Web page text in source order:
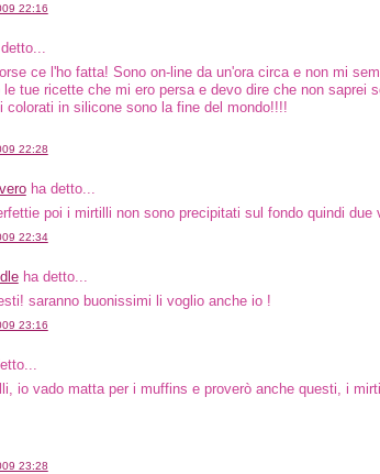
22:16
ce l'ho fatta! Sono on-line da un'ora circa e non mi
le tue ricette che mi ero persa e devo dire che non saprei
colorati in silicone sono la fine del mondo!!!!
22:28
ha detto...
poi i mirtilli non sono precipitati sul fondo quindi due
22:34
ha detto...
saranno buonissimi li voglio anche io !
23:16
io vado matta per i muffins e proverò anche questi, i
23:28